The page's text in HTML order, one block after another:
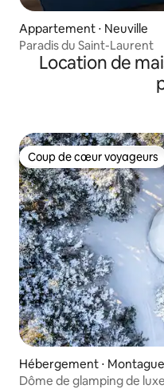
Appartement ⋅ Neuville
Paradis du Saint-Laurent
Location de
Coup de cœur voyageurs
Coup de cœur voyageurs
Hébergement ⋅ Montague
Dôme de glamping de